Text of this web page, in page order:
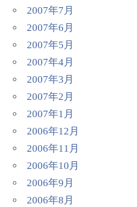
2007年7月
2007年6月
2007年5月
2007年4月
2007年3月
2007年2月
2007年1月
2006年12月
2006年11月
2006年10月
2006年9月
2006年8月